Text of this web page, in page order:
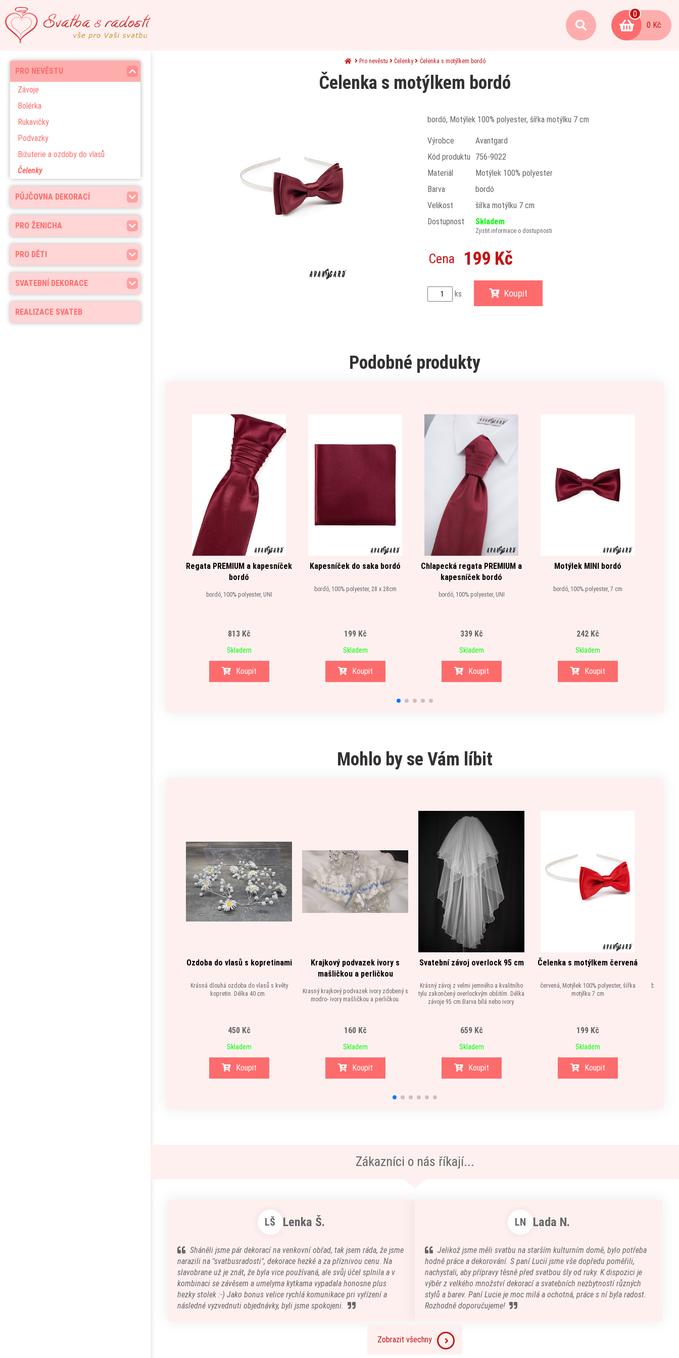
0
0 Kč
PŮJČOVNA DEKORACÍ
PRO NEVĚSTU
Závoje
Bolérka
Rukavičky
Podvazky
Bižuterie a ozdoby do vlasů
Čelenky
PRO ŽENICHA
PRO DĚTI
SVATEBNÍ DEKORACE
REALIZACE SVATEB
Pro nevěstu Čelenky Čelenka s motýlkem bordó
Čelenka s motýlkem bordó
bordó, Motýlek 100% polyester, šířka motýlku 7 cm
Výrobce
Avantgard
Kód produktu
756-9022
Materiál
Motýlek 100% polyester
Barva
bordó
Velikost
šířka motýlku 7 cm
Dostupnost
Skladem
Zjistit informace o dostupnosti
Cena 199 Kč
ks Koupit
Podobné produkty
Regata PREMIUM a kapesníček
bordó
bordó, 100% polyester, UNI
813 Kč
Skladem
Koupit
Kapesníček do saka bordó
bordó, 100% polyester, 28 x 28cm
199 Kč
Skladem
Koupit
Chlapecká regata PREMIUM a
kapesníček bordó
bordó, 100% polyester, UNI
339 Kč
Skladem
Koupit
Motýlek MINI bordó
bordó, 100% polyester, 7 cm
242 Kč
Skladem
Koupit
Mohlo by se Vám líbit
Ozdoba do vlasů s kopretinami
Krásná dlouhá ozdoba do vlasů s květy
kopretin. Délka 40 cm.
450 Kč
Skladem
Koupit
Krajkový podvazek ivory s
mašličkou a perličkou
Krasný krajkový podvazek ivory zdobený s
modro- ivory mašličkou a perličkou.
160 Kč
Skladem
Koupit
Svatební závoj overlock 95 cm
Krásný závoj z velmi jemného a kvalitního
tylu zakončený overlockvým obšitím. Délka
závoje 95 cm.Barva bílá nebo ivory.
659 Kč
Skladem
Koupit
Čelenka s motýlkem červená
červená, Motýlek 100% polyester, šířka
motýlku 7 cm
199 Kč
Skladem
Koupit
bílá,
Zákazníci o nás říkají...
LŠ Lenka Š.
Sháněli jsme pár dekorací na venkovní obřad, tak jsem ráda, že jsme
narazili na "svatbusradosti", dekorace hezké a za příznivou cenu. Na
slavobrane už je znát, že byla vice používaná, ale svůj účel splnila a v
kombinaci se závěsem a umelyma kytkama vypadala honosne plus
hezky stolek :-) Jako bonus velice rychlá komunikace pri vyřízení a
následné vyzvednuti objednávky, byli jsme spokojeni.
LN Lada N.
Jelikož jsme měli svatbu na starším kulturním domě, bylo potřeba
hodně práce a dekorování. S paní Lucií jsme vše dopředu poměřili,
nachystali, aby přípravy těsně před svatbou šly od ruky. K dispozici je
výběr z velkého množství dekorací a svatebních nezbytností různých
stylů a barev. Paní Lucie je moc milá a ochotná, práce s ní byla radost.
Rozhodně doporučujeme!
Zobrazit všechny